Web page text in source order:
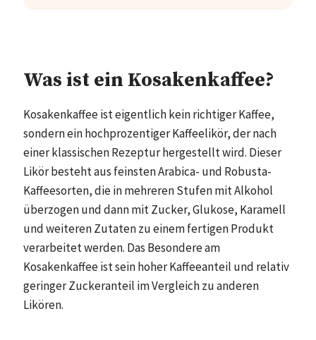
Was ist ein Kosakenkaffee?
Kosakenkaffee ist eigentlich kein richtiger Kaffee,
sondern ein hochprozentiger Kaffeelikör, der nach
einer klassischen Rezeptur hergestellt wird. Dieser
Likör besteht aus feinsten Arabica- und Robusta-
Kaffeesorten, die in mehreren Stufen mit Alkohol
überzogen und dann mit Zucker, Glukose, Karamell
und weiteren Zutaten zu einem fertigen Produkt
verarbeitet werden. Das Besondere am
Kosakenkaffee ist sein hoher Kaffeeanteil und relativ
geringer Zuckeranteil im Vergleich zu anderen
Likören.